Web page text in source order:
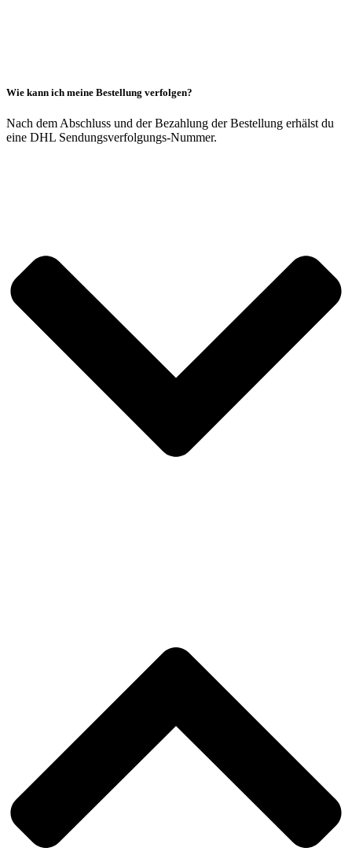
Wie kann ich meine Bestellung verfolgen?
Nach dem Abschluss und der Bezahlung der Bestellung erhälst du
eine DHL Sendungsverfolgungs-Nummer.